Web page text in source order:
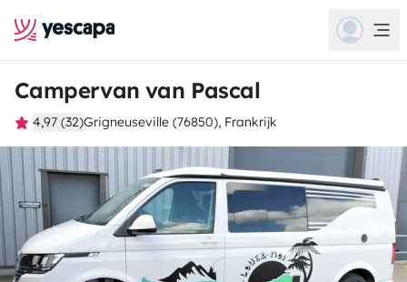
Campervan van Pascal
4,97 (32)Grigneuseville (76850), Frankrijk